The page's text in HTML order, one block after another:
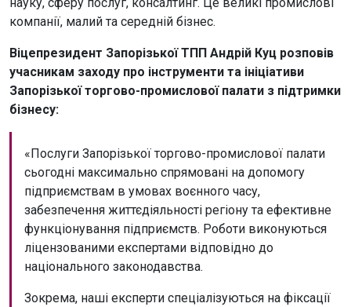
науку, сферу послуг, консалтинг. Це великі промислові
компанії, малий та середній бізнес.
Віцепрезидент Запорізької ТПП Андрій Куц розповів
учасникам заходу про інструменти та ініціативи
Запорізької торгово-промислової палати з підтримки
бізнесу:
«Послуги Запорізької торгово-промислової палати
сьогодні максимально спрямовані на допомогу
підприємствам в умовах воєнного часу,
забезпечення життєдіяльності регіону та ефективне
функціонування підприємств. Роботи виконуються
ліцензованими експертами відповідно до
національного законодавства.
Зокрема, наші експерти спеціалізуються на фіксації